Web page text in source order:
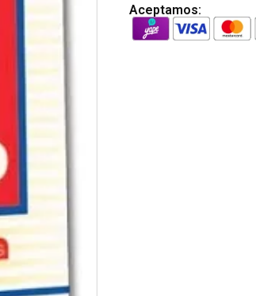
Aceptamos: